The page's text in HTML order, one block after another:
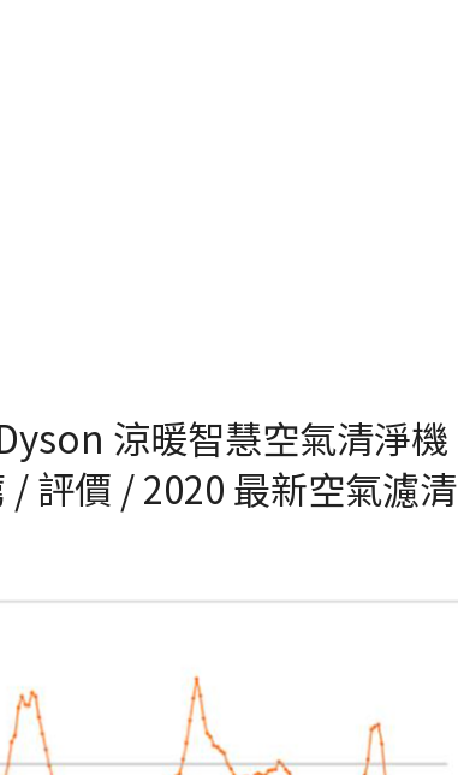
涼暖智慧空氣清淨機
評價 / 2020 最新空氣濾清